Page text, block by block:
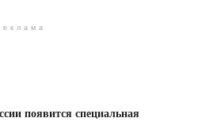
появится специальная